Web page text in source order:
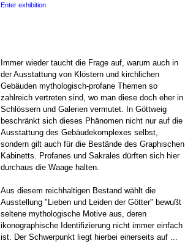
Enter exhibition
Immer wieder taucht die Frage auf, warum auch in
der Ausstattung von Klöstern und kirchlichen
Gebäuden mythologisch-profane Themen so
zahlreich vertreten sind, wo man diese doch eher in
Schlössern und Galerien vermutet. In Göttweig
beschränkt sich dieses Phänomen nicht nur auf die
Ausstattung des Gebäudekomplexes selbst,
sondern gilt auch für die Bestände des Graphischen
Kabinetts. Profanes und Sakrales dürften sich hier
durchaus die Waage halten.
Aus diesem reichhaltigen Bestand wählt die
Ausstellung "Lieben und Leiden der Götter" bewußt
seltene mythologische Motive aus, deren
ikonographische Identifizierung nicht immer einfach
ist. Der Schwerpunkt liegt hierbei einerseits auf ...